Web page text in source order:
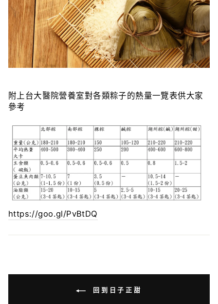
附上台大醫院營養室對各類粽子的熱量一覽表供大家
參考
https://goo.gl/PvBtDQ
回到日子正甜